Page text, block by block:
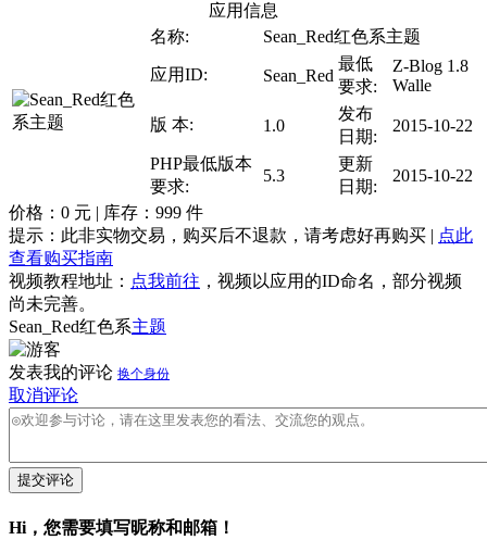
应用信息
名称:
Sean_Red红色系主题
应用ID: Sean_Red
最低
要求:
Z-Blog 1.8
Walle
版 本: 1.0
发布
日期:
2015-10-22
PHP最低版本
要求:
5.3
更新
日期:
2015-10-22
价格： 0 元 | 库存： 999 件
提示：此非实物交易，购买后不退款，请考虑好再购买 | 点此
查看购买指南
视频教程地址： 点我前往 ，视频以应用的ID命名，部分视频
尚未完善。
Sean_Red红色系主题
发表我的评论 换个身份
取消评论
提交评论
Hi，您需要填写昵称和邮箱！